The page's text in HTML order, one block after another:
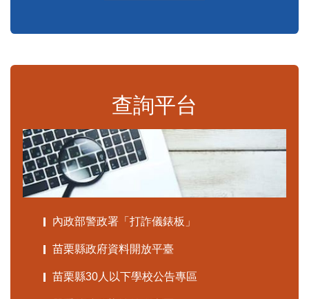
查詢平台
內政部警政署「打詐儀錶板」
苗栗縣政府資料開放平臺
苗栗縣30人以下學校公告專區